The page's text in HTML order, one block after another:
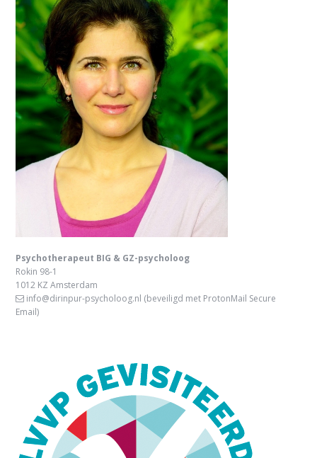
Psychotherapeut BIG & GZ-psycholoog
Rokin 98-1
1012 KZ Amsterdam
info@dirinpur-psycholoog.nl (beveiligd met ProtonMail Secure
Email)